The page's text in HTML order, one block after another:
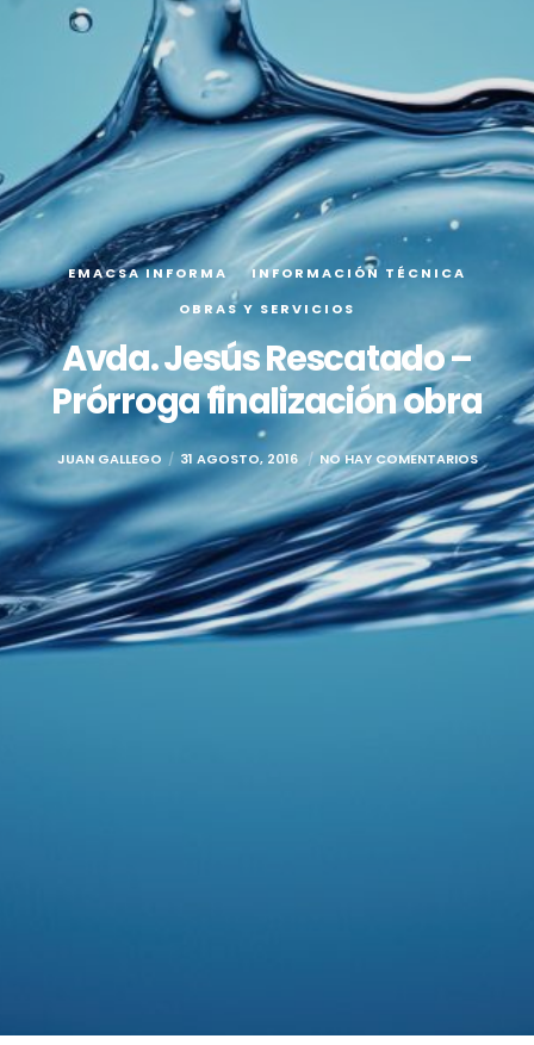
EMACSA INFORMA
INFORMACIÓN TÉCNICA
OBRAS Y SERVICIOS
Avda. Jesús Rescatado –
Prórroga finalización obra
JUAN GALLEGO 31 AGOSTO, 2016 NO HAY COMENTARIOS